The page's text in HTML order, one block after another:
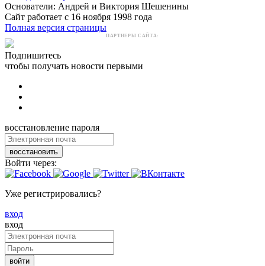
Основатели: Андрей и Виктория Шешенины
Сайт работает с 16 ноября 1998 года
Полная версия страницы
ПАРТНЕРЫ САЙТА:
Подпишитесь
чтобы получать новости первыми
восстановление пароля
восстановить
Войти через:
Уже регистрировались?
вход
вход
войти